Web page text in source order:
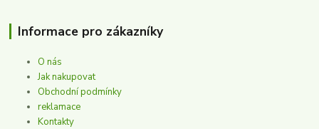
Informace pro zákazníky
O nás
Jak nakupovat
Obchodní podmínky
reklamace
Kontakty